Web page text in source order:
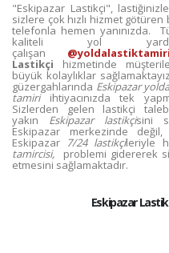
"Eskipazar Lastikçi",
sizlere çok hızlı hizmet
telefonla hemen yanınızda.
kaliteli yol
çalışan @yoldalastiktamiri
Lastikçi hizmetinde
büyük kolaylıklar
güzergahlarında Eskipazar
tamiriihtiyacınızda tek
Sizlerden gelen lastikçi
yakın Eskipazar lastikçisini
Eskipazar merkezinde
Eskipazar 7/24 lastikçileriyle
tamircisi, problemi gidererek
etmesini sağlamaktadır.
Eskipazar